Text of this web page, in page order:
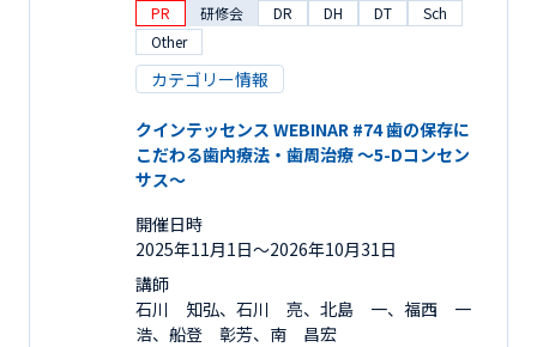
PR 研修会 DR DH DT
Sch
Other
カテゴリー情報
クインテッセンス WEBINAR #74 歯の保存に
こだわる歯内療法・歯周治療 ～5-Dコンセン
サス～
開催日時
2025年11月1日〜2026年10月31日
講師
石川 知弘、石川 亮、北島 一、福西 一
浩、船登 彰芳、南 昌宏